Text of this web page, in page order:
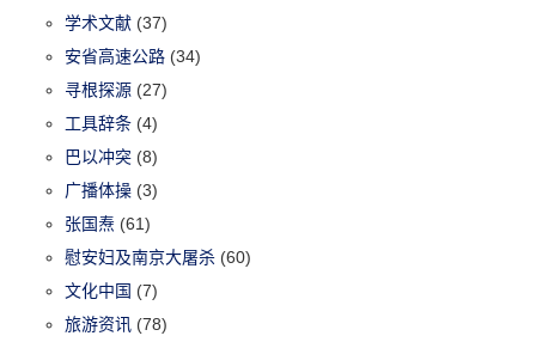
学术文献 (37)
安省高速公路 (34)
寻根探源 (27)
工具辞条 (4)
巴以冲突 (8)
广播体操 (3)
张国焘 (61)
慰安妇及南京大屠杀 (60)
文化中国 (7)
旅游资讯 (78)